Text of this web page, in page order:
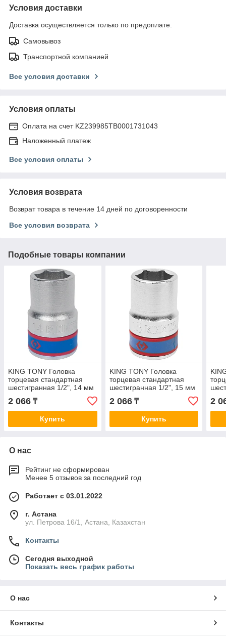
Условия доставки
Доставка осуществляется только по предоплате.
Самовывоз
Транспортной компанией
Все условия доставки
Условия оплаты
Оплата на счет KZ239985TB0001731043
Наложенный платеж
Все условия оплаты
Условия возврата
Возврат товара в течение 14 дней по договоренности
Все условия возврата
Подобные товары компании
KING TONY Головка
торцевая стандартная
шестигранная 1/2", 14 мм
2 066 ₸
Купить
KING TONY Головка
торцевая стандартная
шестигранная 1/2", 15 мм
2 066₸
Купить
2
О нас
Рейтинг не сформирован
Менее 5 отзывов за последний год
Работает с 03.01.2022
г. Астана
ул. Петрова 16/1, Астана, Казахстан
Контакты
Сегодня выходной
Показать весь график работы
О нас
Контакты